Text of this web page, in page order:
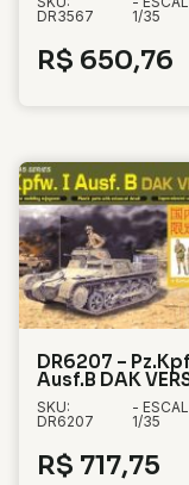
DR3567
1/35
R$ 650,76
DR6207 –
Ausf.B DAK
SKU:
DR6207
-
1/35
R$ 717,75